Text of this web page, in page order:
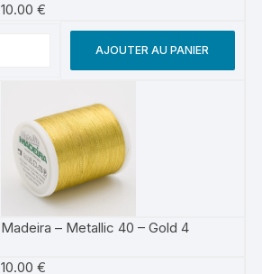
10.00€
AJOUTER AU PANIER
Madeira – Metallic 40 – Gold 4
10.00€